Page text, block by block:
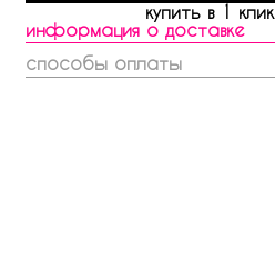
купить в 1 клик
информация о доставке
способы оплаты